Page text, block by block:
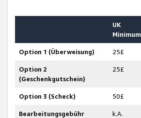
UK
Minimum
Option 1 (Überweisung) 25£
Option 2
(Geschenkgutschein)
25£
Option 3 (Scheck) 50£
Bearbeitungsgebühr
k.A.